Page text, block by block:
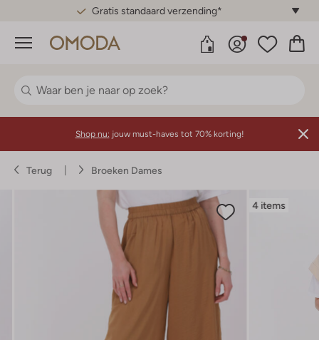
Gratis standaard verzending*
Menu
Shop nu: jouw must-haves tot 70% korting!
Terug Broeken Dames
4 items